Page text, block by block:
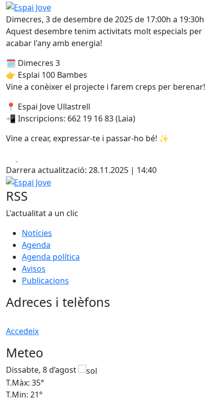
Espai Jove
Dimecres, 3 de desembre de 2025 de 17:00h a 19:30h
Aquest desembre tenim activitats molt especials per
acabar l'any amb energia!
🗓️ Dimecres 3
👉 Esplai 100 Bambes
Vine a conèixer el projecte i farem creps per berenar!
📍 Espai Jove Ullastrell
📲 Inscripcions: 662 19 16 83 (Laia)
Vine a crear, expressar-te i passar-ho bé! ✨
Darrera actualització: 28.11.2025 | 14:40
Espai Jove
RSS
L'actualitat a un clic
Notícies
Agenda
Agenda política
Avisos
Publicacions
Adreces i telèfons
Accedeix
Meteo
Dissabte, 8 d’agost
T.Màx: 35°
T.Min: 21°